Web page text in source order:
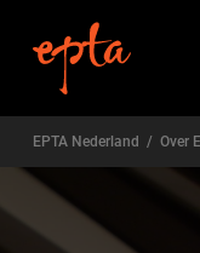
EPTA Nederland / Over